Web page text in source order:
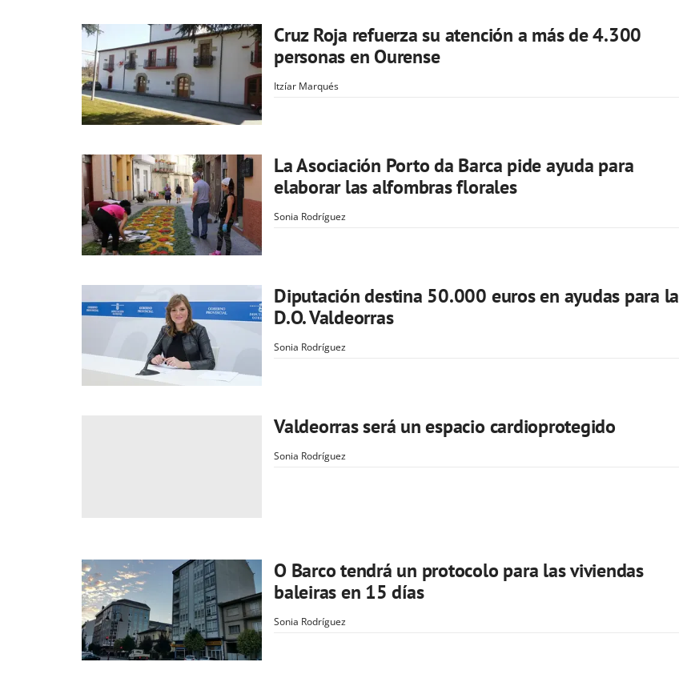
Cruz Roja refuerza su atención a más de 4.300
personas en Ourense
Itzíar Marqués
La Asociación Porto da Barca pide ayuda para
elaborar las alfombras florales
Sonia Rodríguez
Diputación destina 50.000 euros en ayudas para la
D.O. Valdeorras
Sonia Rodríguez
Valdeorras será un espacio cardioprotegido
Sonia Rodríguez
O Barco tendrá un protocolo para las viviendas
baleiras en 15 días
Sonia Rodríguez